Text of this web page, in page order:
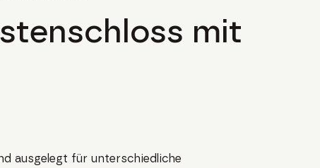
mit
ausgelegt für unterschiedliche